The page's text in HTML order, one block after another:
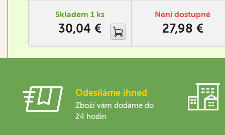
Skladem 1 ks
30,04 €
Není dostupné
27,98 €
Odesíláme ihned
Zboží vám dodáme do
24 hodin